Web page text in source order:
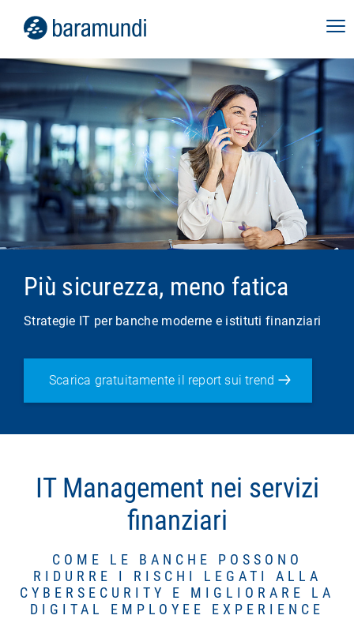
Più sicurezza, meno fatica
Strategie IT per banche moderne e istituti finanziari
Scarica gratuitamente il report sui trend
IT Management nei servizi
finanziari
COME LE BANCHE POSSONO
RIDURRE I RISCHI LEGATI ALLA
CYBERSECURITY E MIGLIORARE LA
DIGITAL EMPLOYEE EXPERIENCE